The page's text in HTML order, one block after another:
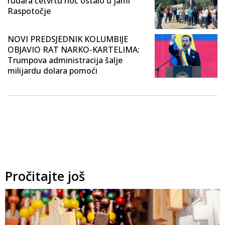
Raspotočje
NOVI PREDSJEDNIK KOLUMBIJE
OBJAVIO RAT NARKO-KARTELIMA:
Trumpova administracija šalje
milijardu dolara pomoći
Pročitajte još